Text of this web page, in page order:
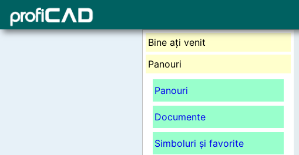
Bine ați venit
Panouri
Panouri
Documente
Simboluri și favorite